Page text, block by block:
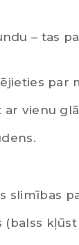
– tas
par
vienu
slimības
(balss